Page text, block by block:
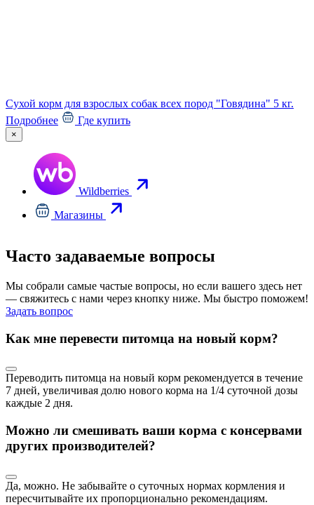
Сухой корм для взрослых собак всех пород "Говядина" 5 кг.
Подробнее
Где купить
×
Wildberries
Магазины
Часто задаваемые вопросы
Мы собрали самые частые вопросы, но если вашего здесь нет
— свяжитесь с нами через кнопку ниже. Мы быстро поможем!
Задать вопрос
Как мне перевести питомца на новый корм?
Переводить питомца на новый корм рекомендуется в течение
7 дней, увеличивая долю нового корма на 1/4 суточной дозы
каждые 2 дня.
Можно ли смешивать ваши корма с консервами
других производителей?
Да, можно. Не забывайте о суточных нормах кормления и
пересчитывайте их пропорционально рекомендациям.